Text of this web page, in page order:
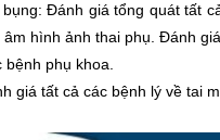
Đánh giá tổng quát tất
hình ảnh thai phụ. Đánh
phụ khoa.
giá tất cả các bệnh lý về tai